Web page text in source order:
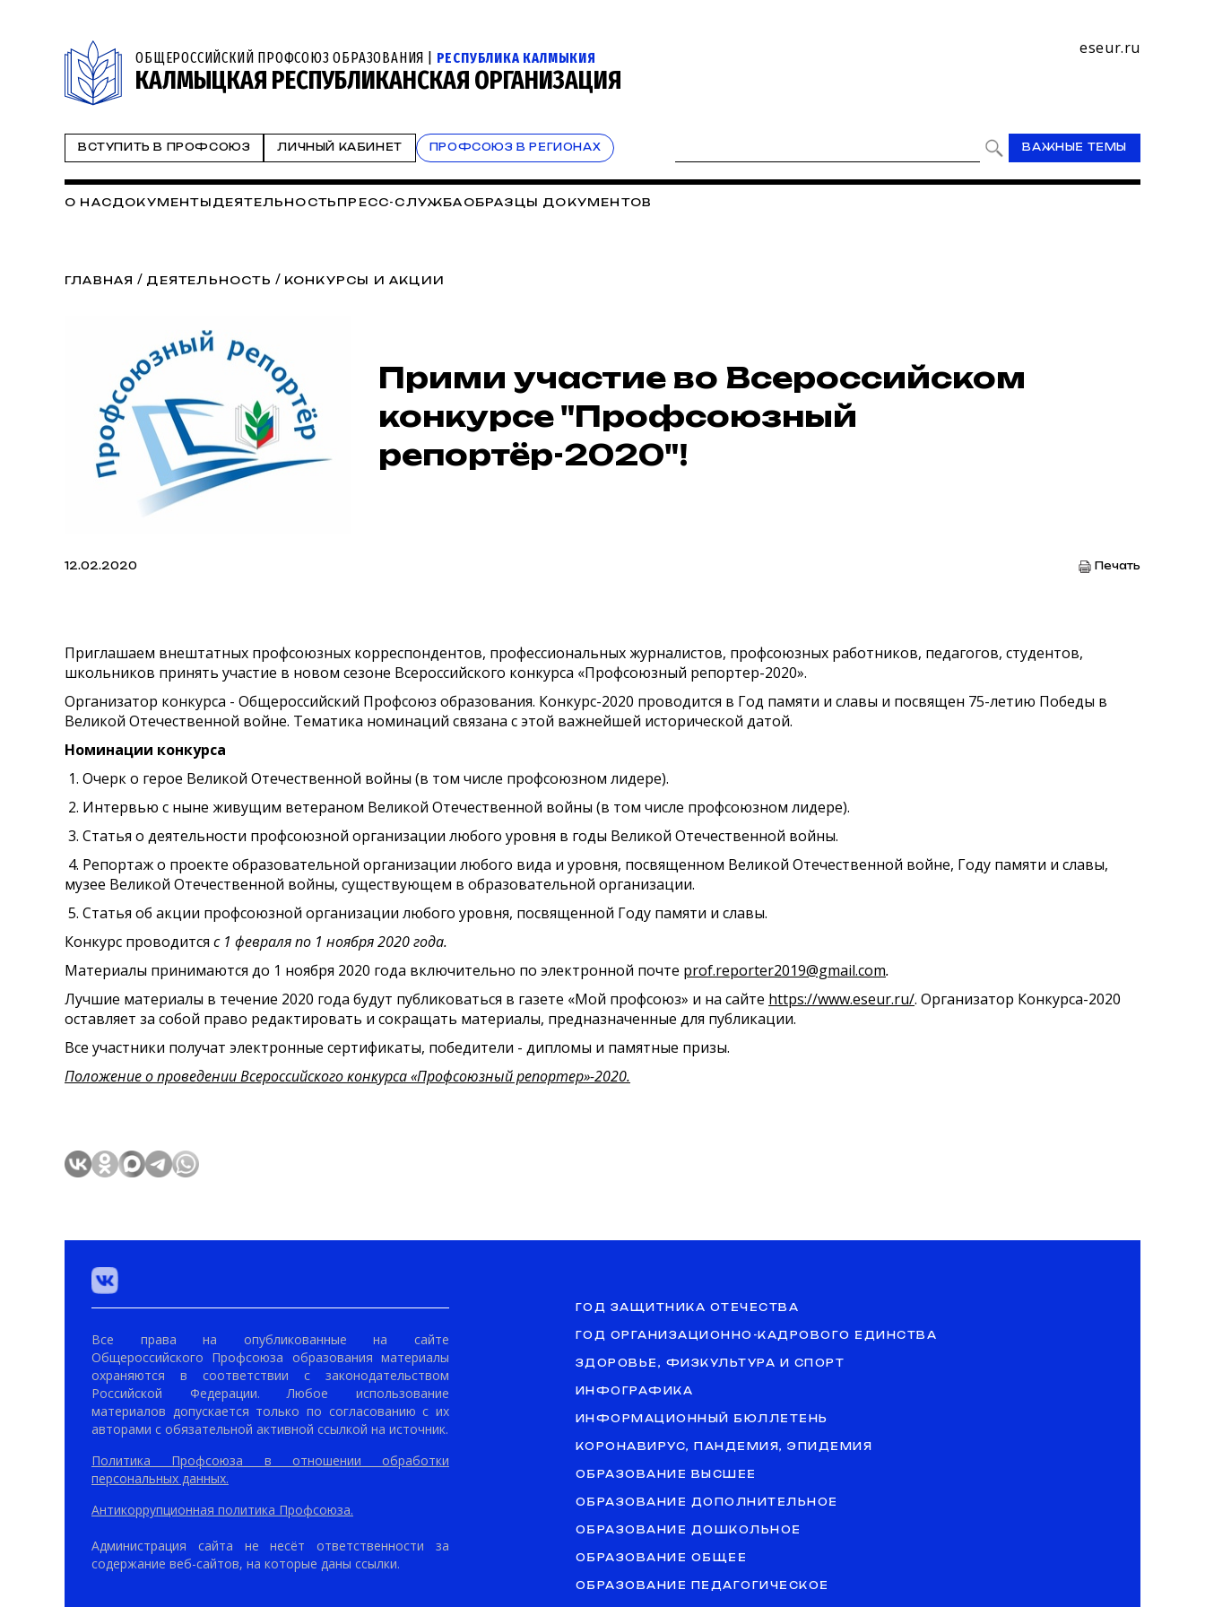
ОБЩЕРОССИЙСКИЙ ПРОФСОЮЗ ОБРАЗОВАНИЯ | РЕСПУБЛИКА КАЛМЫКИЯ
КАЛМЫЦКАЯ РЕСПУБЛИКАНСКАЯ ОРГАНИЗАЦИЯ
eseur.ru
ВСТУПИТЬ В ПРОФСОЮЗ ЛИЧНЫЙ КАБИНЕТ ПРОФСОЮЗ В РЕГИОНАХ ВАЖНЫЕ ТЕМЫ
О НАСДОКУМЕНТЫ ДЕЯТЕЛЬНОСТЬ ПРЕСС-СЛУЖБА ОБРАЗЦЫ ДОКУМЕНТОВ
ГЛАВНАЯ / ДЕЯТЕЛЬНОСТЬ / КОНКУРСЫ И АКЦИИ
Прими участие во Всероссийском
конкурсе "Профсоюзный
репортёр-2020"!
12.02.2020 Печать
Приглашаем внештатных профсоюзных корреспондентов, профессиональных журналистов, профсоюзных работников, педагогов, студентов,
школьников принять участие в новом сезоне Всероссийского конкурса «Профсоюзный репортер-2020».
Организатор конкурса - Общероссийский Профсоюз образования. Конкурс-2020 проводится в Год памяти и славы и посвящен 75-летию Победы в
Великой Отечественной войне. Тематика номинаций связана с этой важнейшей исторической датой.
Номинации конкурса
1. Очерк о герое Великой Отечественной войны (в том числе профсоюзном лидере).
2. Интервью с ныне живущим ветераном Великой Отечественной войны (в том числе профсоюзном лидере).
3. Статья о деятельности профсоюзной организации любого уровня в годы Великой Отечественной войны.
4. Репортаж о проекте образовательной организации любого вида и уровня, посвященном Великой Отечественной войне, Году памяти и славы,
музее Великой Отечественной войны, существующем в образовательной организации.
5. Статья об акции профсоюзной организации любого уровня, посвященной Году памяти и славы.
Конкурс проводится с 1 февраля по 1 ноября 2020 года.
Материалы принимаются до 1 ноября 2020 года включительно по электронной почте prof.reporter2019@gmail.com.
Лучшие материалы в течение 2020 года будут публиковаться в газете «Мой профсоюз» и на сайте https://www.eseur.ru/. Организатор Конкурса-2020
оставляет за собой право редактировать и сокращать материалы, предназначенные для публикации.
Все участники получат электронные сертификаты, победители - дипломы и памятные призы.
Положение о проведении Всероссийского конкурса «Профсоюзный репортер»-2020.
Все права на опубликованные на сайте
Общероссийского Профсоюза образования материалы
охраняются в соответствии с законодательством
Российской Федерации. Любое использование
материалов допускается только по согласованию с их
авторами с обязательной активной ссылкой на источник.
Политика Профсоюза в отношении обработки
персональных данных.
Антикоррупционная политика Профсоюза.
Администрация сайта не несёт ответственности за
содержание веб-сайтов, на которые даны ссылки.
ГОД ЗАЩИТНИКА ОТЕЧЕСТВА
ГОД ОРГАНИЗАЦИОННО-КАДРОВОГО ЕДИНСТВА
ЗДОРОВЬЕ, ФИЗКУЛЬТУРА И СПОРТ
ИНФОГРАФИКА
ИНФОРМАЦИОННЫЙ БЮЛЛЕТЕНЬ
КОРОНАВИРУС, ПАНДЕМИЯ, ЭПИДЕМИЯ
ОБРАЗОВАНИЕ ВЫСШЕЕ
ОБРАЗОВАНИЕ ДОПОЛНИТЕЛЬНОЕ
ОБРАЗОВАНИЕ ДОШКОЛЬНОЕ
ОБРАЗОВАНИЕ ОБЩЕЕ
ОБРАЗОВАНИЕ ПЕДАГОГИЧЕСКОЕ